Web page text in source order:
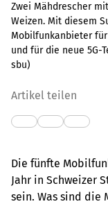
Zwei Mähdrescher
Weizen. Mit diesem
Mobilfunkanbieter
und für die neue 5G-
sbu)
Artikel teilen
Die fünfte
Jahr in Schweizer
sein. Was sind die